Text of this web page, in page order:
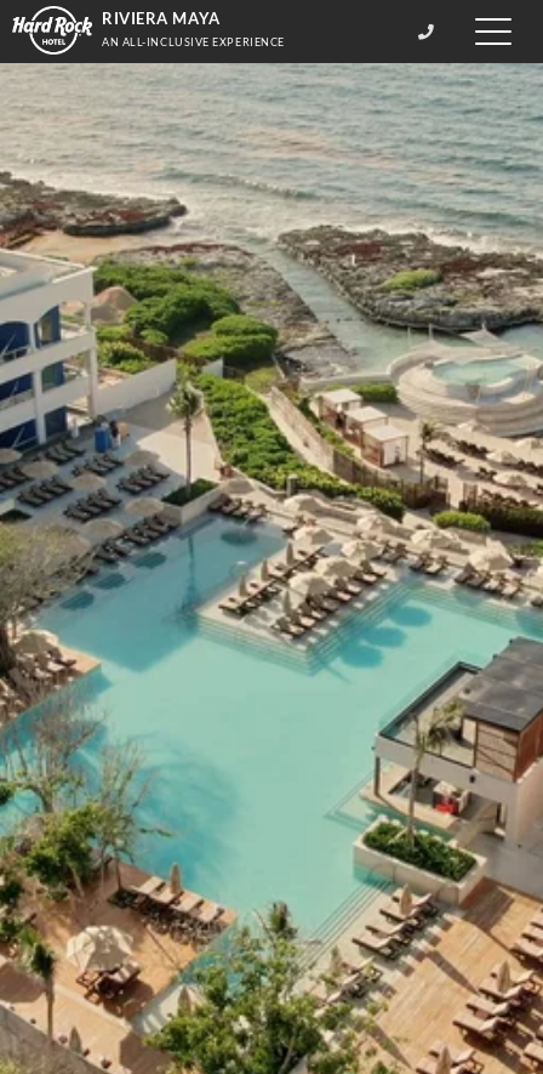
Toggle
RIVIERA MAYA
AN ALL-INCLUSIVE EXPERIENCE